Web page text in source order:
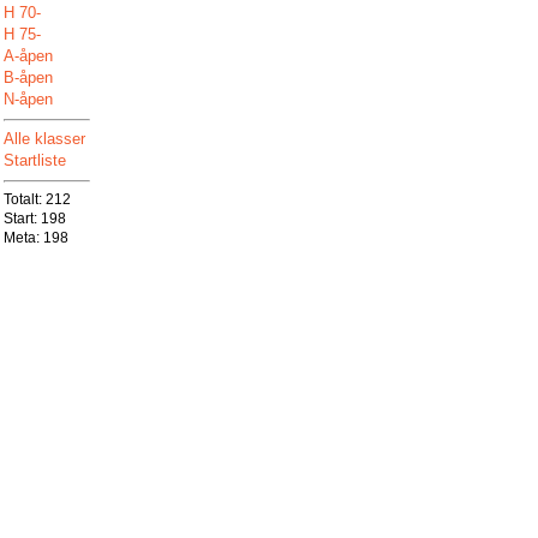
H 70-
H 75-
A-åpen
B-åpen
N-åpen
Alle klasser
Startliste
Totalt: 212
Start: 198
Meta: 198